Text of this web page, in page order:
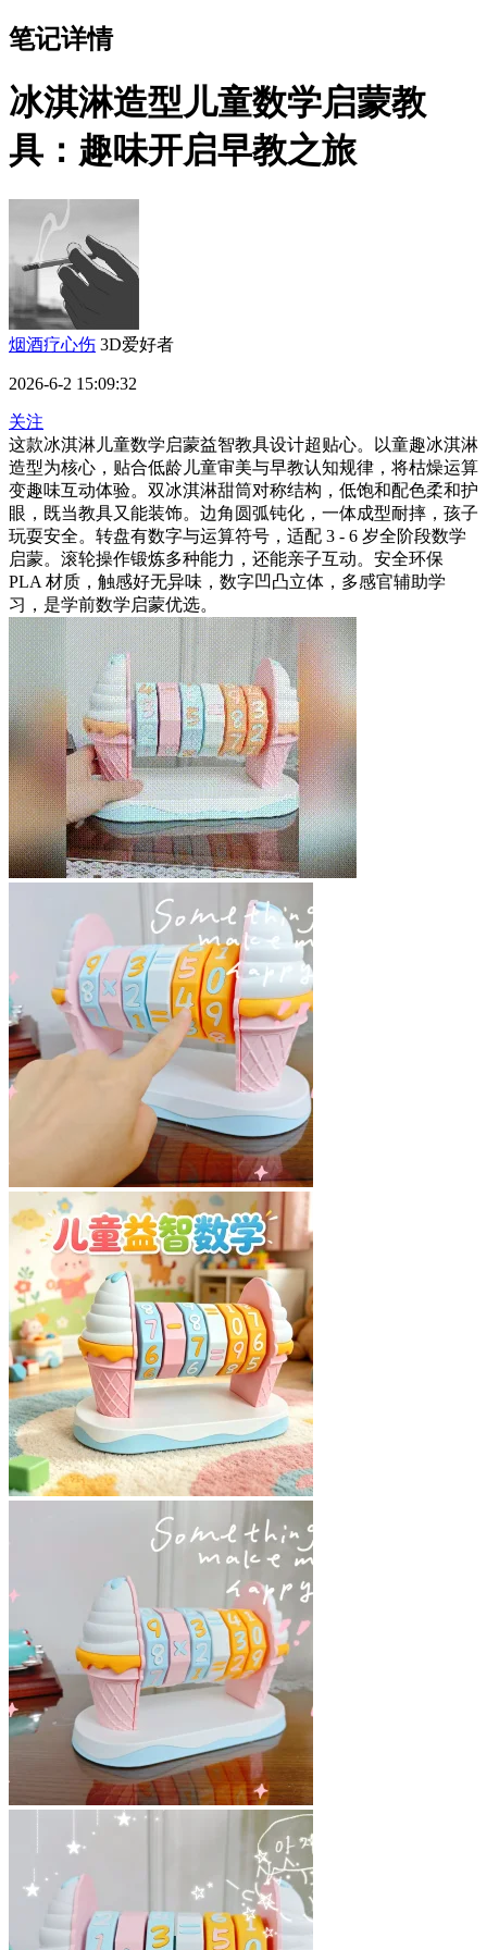
笔记详情
冰淇淋造型儿童数学启蒙教
具：趣味开启早教之旅
烟酒疗心伤 3D爱好者
2026-6-2 15:09:32
关注
这款冰淇淋儿童数学启蒙益智教具设计超贴心。以童趣冰淇淋
造型为核心，贴合低龄儿童审美与早教认知规律，将枯燥运算
变趣味互动体验。双冰淇淋甜筒对称结构，低饱和配色柔和护
眼，既当教具又能装饰。边角圆弧钝化，一体成型耐摔，孩子
玩耍安全。转盘有数字与运算符号，适配 3 - 6 岁全阶段数学
启蒙。滚轮操作锻炼多种能力，还能亲子互动。安全环保
PLA 材质，触感好无异味，数字凹凸立体，多感官辅助学
习，是学前数学启蒙优选。